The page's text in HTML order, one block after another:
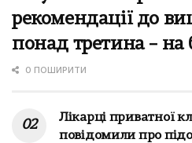
рекомендації до
понад третина –
0 ПОШИРИТИ
Лікарці приватної
повідомили про